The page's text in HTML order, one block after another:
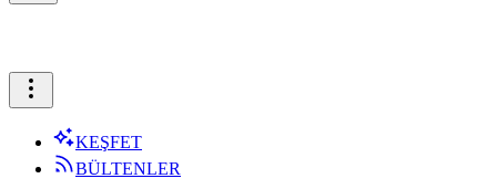
KEŞFET
BÜLTENLER